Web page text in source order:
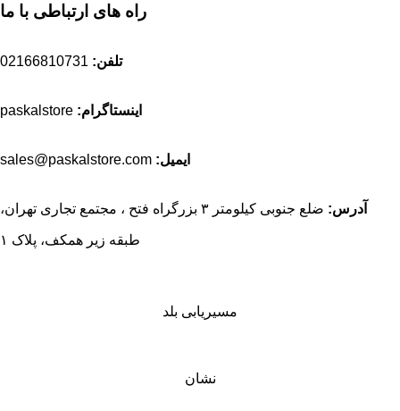
راه های ارتباطی با ما
تلفن: 02166810731
اینستاگرام: paskalstore
ایمیل: sales@paskalstore.com
آدرس: ضلع جنوبی کیلومتر ۳ بزرگراه فتح ، مجتمع تجاری تهران،
طبقه زیر همکف، پلاک ۱
مسیریابی بلد
نشان